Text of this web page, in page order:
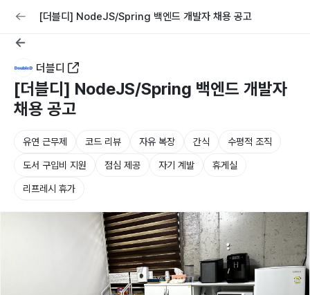
교육 커리어 채용공고 올리기
[더블디] NodeJS/Spring 백엔드 개발자 채용 공고
더블디
[더블디] NodeJS/Spring 백엔드 개발자
채용 공고
유연 근무제 코드 리뷰 자유 복장 간식 수평적 조직
도서 구입비 지원 점심 제공 자기 계발 휴게실
리프레시 휴가